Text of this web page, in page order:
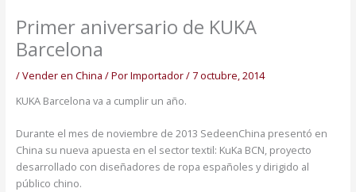
Primer aniversario de KUKA
Barcelona
/Vender en China / PorImportador/ 7 octubre, 2014
KUKA Barcelona va a cumplir un año.
Durante el mes de noviembre de 2013 SedeenChina presentó en
China su nueva apuesta en el sector textil: KuKa BCN, proyecto
desarrollado con diseñadores de ropa españoles y dirigido al
público chino.